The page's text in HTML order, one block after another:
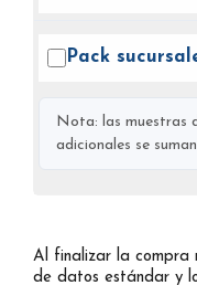
Pack
Nota: las muestras
adicionales se
Al finalizar la compra
de datos estándar y